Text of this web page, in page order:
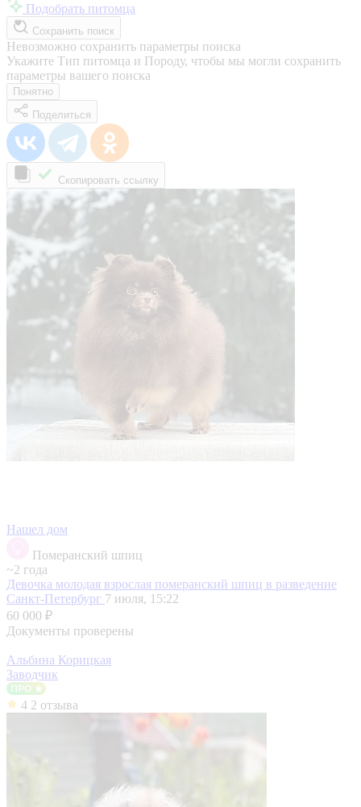
Подобрать питомца
Сохранить поиск
Невозможно сохранить параметры поиска
Укажите Тип питомца и Породу, чтобы мы могли сохранить
параметры вашего поиска
Понятно
Поделиться
Скопировать ссылку
Нашел дом
Померанский шпиц
~2 года
Девочка молодая взрослая померанский шпиц в разведение
Санкт-Петербург 7 июля, 15:22
60 000 ₽
Документы проверены
Альбина Корицкая
Заводчик
4 2 отзыва